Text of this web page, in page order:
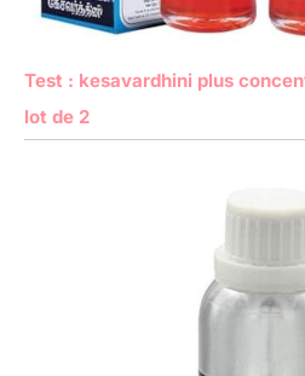
Test : kesavardhini plus
lot de 2